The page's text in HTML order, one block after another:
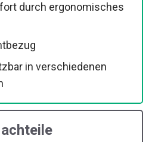
durch ergonomisches
in verschiedenen